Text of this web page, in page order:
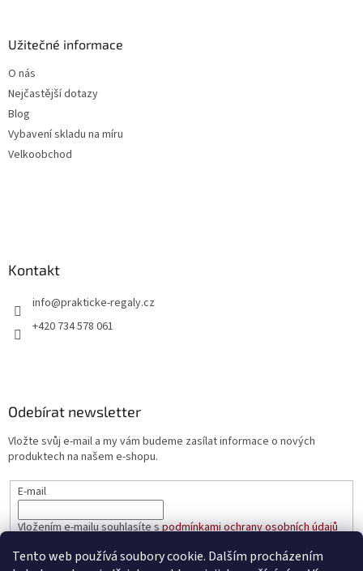
Tento web používá soubory cookie. Dalším procházením
Užitečné informace
O nás
Nejčastější dotazy
Blog
Vybavení skladu na míru
Velkoobchod
Kontakt
info@prakticke-regaly.cz
+420 734 578 061
Odebírat newsletter
Vložte svůj e-mail a my vám budeme zasílat informace o nových
produktech na našem e-shopu.
E-mail
Vložením e-mailu souhlasíte spodmínkami ochrany osobních údajů
PŘIHLÁSIT SE